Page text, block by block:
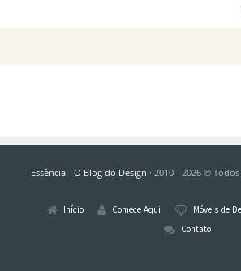
Design de Helsinki, entre 1954 e
Essência - O Blog do Design · 2010 - 2026 ©
Início Comece Aqui Móveis de
Contato